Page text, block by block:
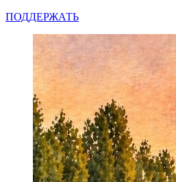
ПОДДЕРЖАТЬ